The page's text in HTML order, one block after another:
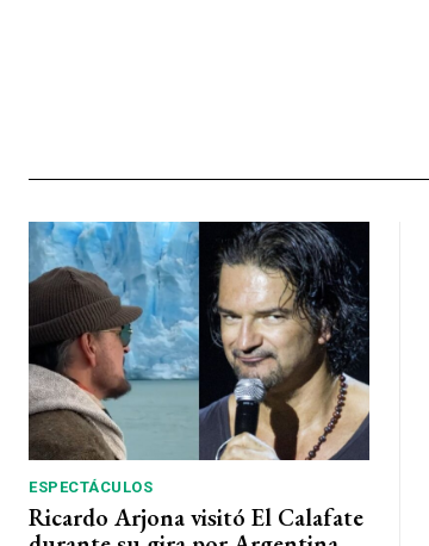
ESPECTÁCULOS
Ricardo Arjona visitó El Calafate